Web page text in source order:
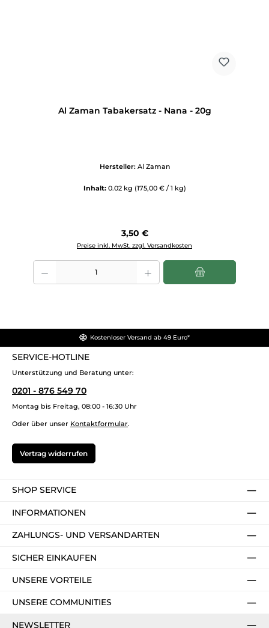
Al Zaman Tabakersatz - Nana - 20g
Hersteller: Al Zaman
Inhalt: 0.02 kg (175,00 € / 1 kg)
Regulärer Preis:
3,50 €
Preise inkl. MwSt. zzgl. Versandkosten
Produkt Anzahl: Gib den gewünschten Wert ein oder benutze die
Kostenloser Versand ab 49 Euro*
SERVICE-HOTLINE
Unterstützung und Beratung unter:
0201 - 876 549 70
Montag bis Freitag, 08:00 - 16:30 Uhr
Oder über unser Kontaktformular.
Vertrag widerrufen
SHOP SERVICE
INFORMATIONEN
ZAHLUNGS- UND VERSANDARTEN
SICHER EINKAUFEN
UNSERE VORTEILE
UNSERE COMMUNITIES
NEWSLETTER